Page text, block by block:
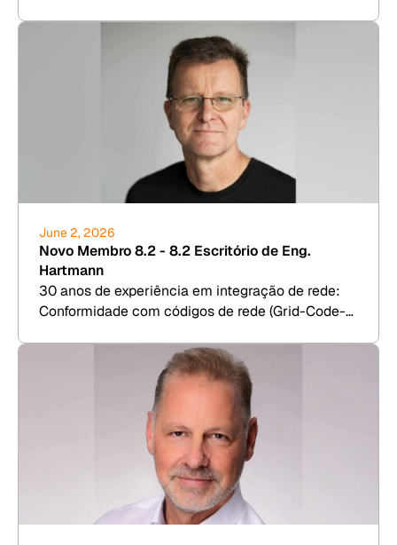
June 2, 2026
Novo Membro 8.2 - 8.2 Escritório de Eng.
Hartmann
30 anos de experiência em integração de rede:
Conformidade com códigos de rede (Grid-Code-
eólica, fotovoltaica, BESS e hidrogênio.